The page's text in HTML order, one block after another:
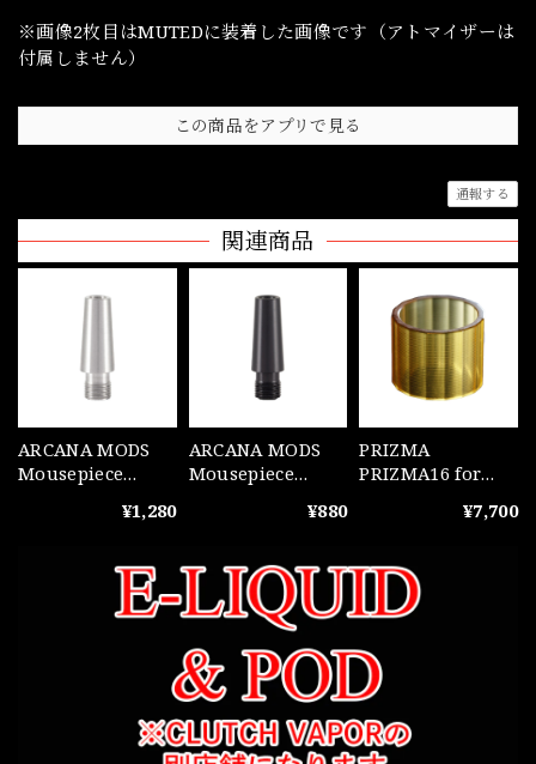
※画像2枚目はMUTEDに装着した画像です（アトマイザーは
付属しません）
この商品をアプリで見る
通報する
関連商品
ARCANA MODS
Mousepiece
¥1,280
ARCANA MODS
Mousepiece
¥880
PRIZMA
PRIZMA16 for
¥7,700